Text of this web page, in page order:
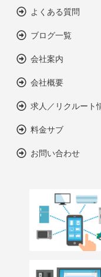
よくある質問
ブログ一覧
会社案内
会社概要
求人／リクルート
料金サブ
お問い合わせ